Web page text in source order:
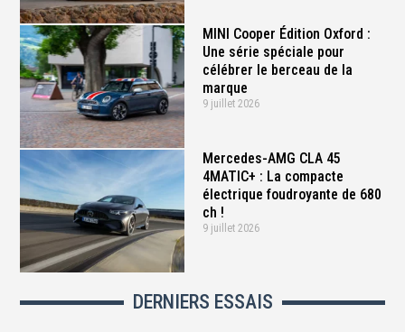
MINI Cooper Édition Oxford :
Une série spéciale pour
célébrer le berceau de la
marque
9 juillet 2026
Mercedes-AMG CLA 45
4MATIC+ : La compacte
électrique foudroyante de 680
ch !
9 juillet 2026
DERNIERS ESSAIS